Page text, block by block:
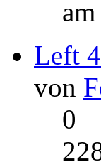
Left
von
0